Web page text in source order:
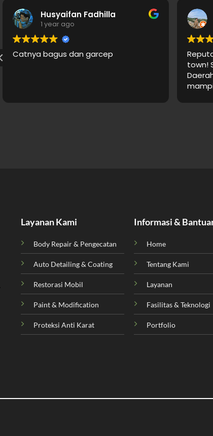
Husyaifan Fadhilla
1 year ago
Catnya bagus dan garcep
town!
Layanan Kami
Body Repair & Pengecatan
Auto Detailing & Coating
Restorasi Mobil
Paint & Modification
Proteksi Anti Karat
Informasi &
Home
Tentang Kami
Layanan
Fasilitas & Teknologi
Portfolio